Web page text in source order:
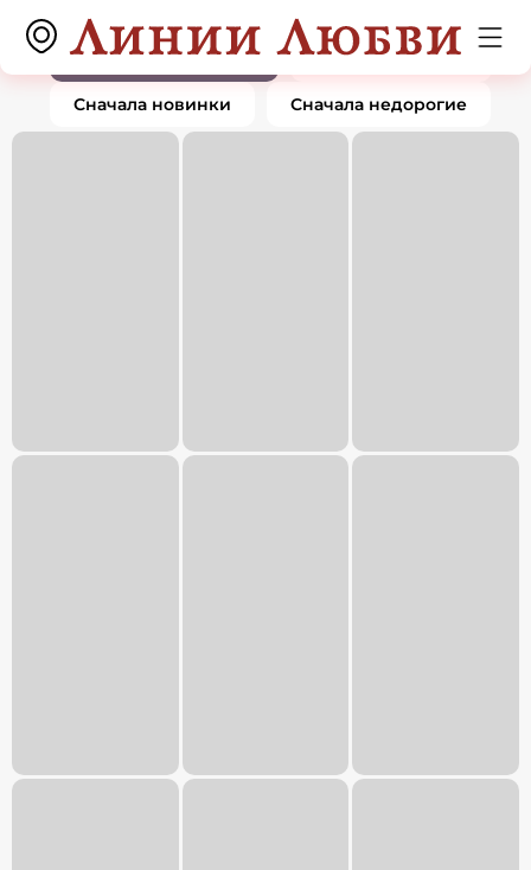
Броши0 товаров
По популярности
Сначала дорогие
Сначала новинки Сначала недорогие